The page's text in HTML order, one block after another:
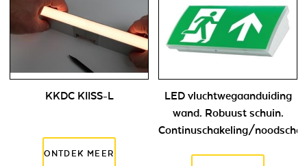
KKDC KIISS-L
LED vluchtwegaanduiding
wand. Robuust schuin.
Continuschakeling/